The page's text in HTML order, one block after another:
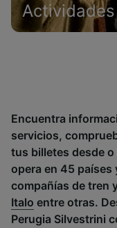
Actividades
Encuentra
servicios,
tus billetes desde
opera en 45 países
compañías de tren
Italo entre otras.
Perugia Silvestrini